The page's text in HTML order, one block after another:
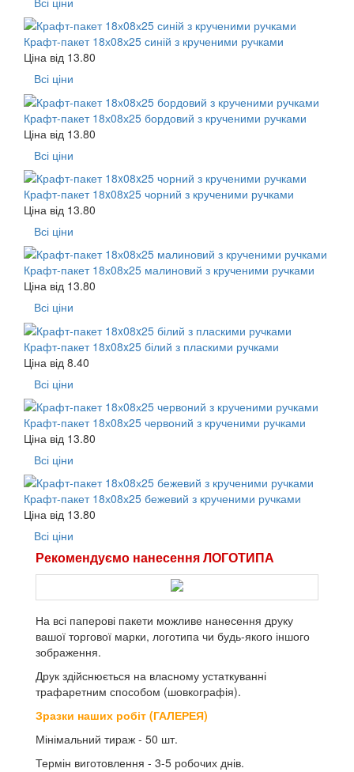
Крафт-пакет 18х08х25 синій з крученими ручками
Ціна від 13.80
Всі ціни
Крафт-пакет 18х08х25 бордовий з крученими ручками
Ціна від 13.80
Всі ціни
Крафт-пакет 18x08x25 чорний з крученими ручками
Ціна від 13.80
Всі ціни
Крафт-пакет 18х08х25 малиновий з крученими ручками
Ціна від 13.80
Всі ціни
Крафт-пакет 18x08x25 білий з пласкими ручками
Ціна від 8.40
Всі ціни
Крафт-пакет 18х08х25 червоний з крученими ручками
Ціна від 13.80
Всі ціни
Крафт-пакет 18х08х25 бежевий з крученими ручками
Ціна від 13.80
Всі ціни
Рекомендуємо нанесення ЛОГОТИПА
На всі паперові пакети можливе нанесення друку
вашої торгової марки, логотипа чи будь-якого іншого
зображення.
Друк здійснюється на власному устаткуванні
трафаретним способом (шовкографія).
Зразки наших робіт (ГАЛЕРЕЯ)
Мінімальний тираж - 50 шт.
Термін виготовлення - 3-5 робочих днів.